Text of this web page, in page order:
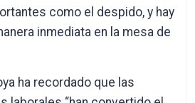
como el despido, y hay
inmediata en la mesa de
ha recordado que las